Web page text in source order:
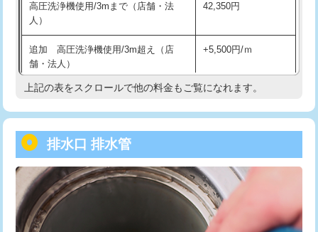
め込み）)
給水管工事※（土の掘削・埋め戻し作
業)
11,000円
給水管工事※（塩ビ管（VP・HI）使
用/3ｍまで)
用（追加）/3ｍ超え)
給水管工事※（ライニング鋼管・銅
管・ポリ管・HT管使用/3ｍまで)
44,000円
給水管工事※（ライニング鋼管・銅
管・ポリ管・HT管使用/3ｍ超え)
+8,800円
高圧洗浄機使用/3mまで（店舗・法
人）
42,350円
追加 高圧洗浄機使用/3m超え（店
舗・法人）
+5,500円/ｍ
高度高圧洗浄換 現地調査
トーラー機使用/3mまで
追加トーラー機使用/3m超え +3,300円
カメラ調査 33,000円
上記の表をスクロールで他の料金もご覧になれます。
排水口 排水管